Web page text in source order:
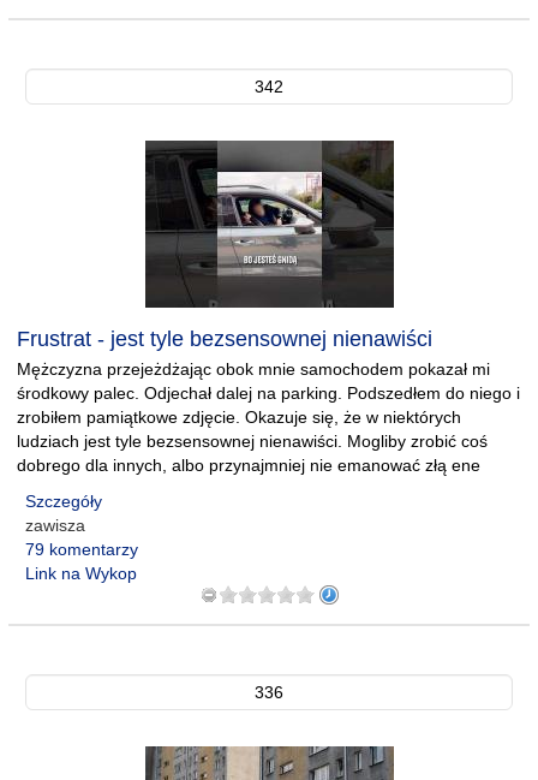
342
Frustrat - jest tyle bezsensownej nienawiści
Mężczyzna przejeżdżając obok mnie samochodem pokazał mi
środkowy palec. Odjechał dalej na parking. Podszedłem do niego i
zrobiłem pamiątkowe zdjęcie. Okazuje się, że w niektórych
ludziach jest tyle bezsensownej nienawiści. Mogliby zrobić coś
dobrego dla innych, albo przynajmniej nie emanować złą ene
Szczegóły
zawisza
79 komentarzy
Link na Wykop
336